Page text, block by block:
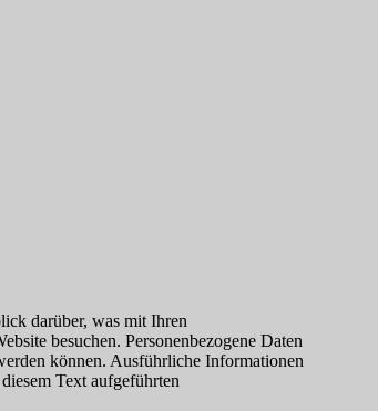
darüber, was mit Ihren
besuchen. Personenbezogene Daten
können. Ausführliche Informationen
Text aufgeführten